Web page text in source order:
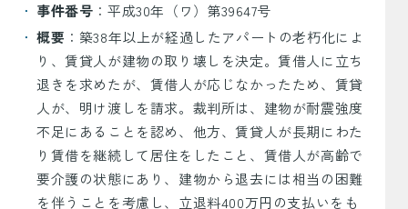
事件番号 ：平成30年（ワ）第39647号
概要 ：築38年以上が経過したアパートの老朽化によ
り、賃貸人が建物の取り壊しを決定。賃借人に立ち
退きを求めたが、賃借人が応じなかったため、賃貸
人が、明け渡しを請求。裁判所は、建物が耐震強度
不足にあることを認め、他方、賃貸人が長期にわた
り賃借を継続して居住をしたこと、賃借人が高齢で
要介護の状態にあり、建物から退去には相当の困難
を伴うことを考慮し、立退料400万円の支払いをも